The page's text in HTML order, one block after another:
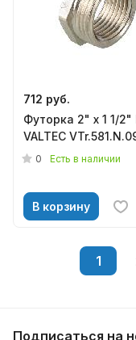
712 руб.
Футорка 2" х 1 1/
VALTEC
0 Есть в наличии
В корзину
1
Подписаться на